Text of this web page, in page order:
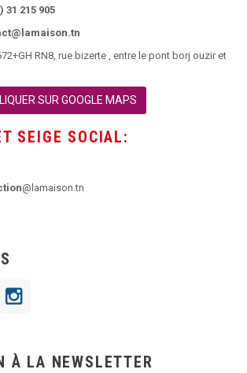
31 215 905
RN8, rue bizerte , entre le pont borj ouzir et
SUR GOOGLE MAPS
SEIGE SOCIAL:
@lamaison.tn
À LA NEWSLETTER